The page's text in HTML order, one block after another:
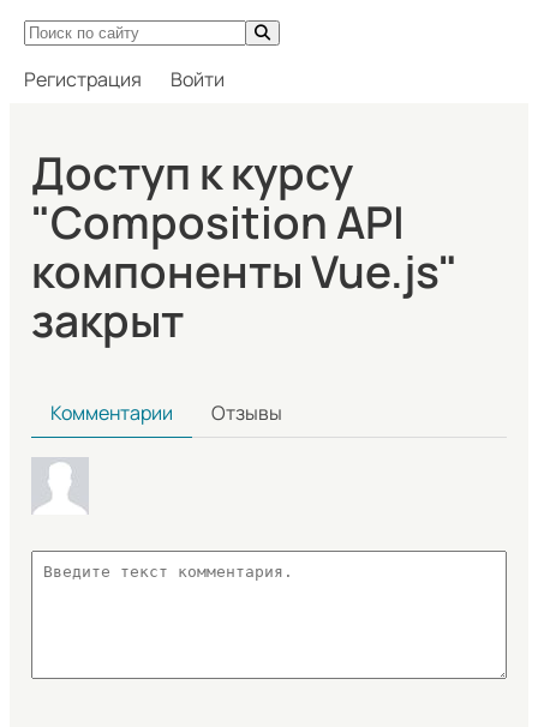
Регистрация Войти
Доступ к курсу
"Composition API
компоненты Vue.js"
закрыт
Комментарии Отзывы